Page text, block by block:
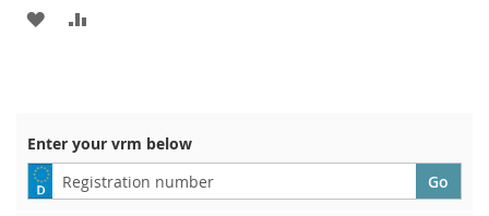
ZUR
Enter your vrm below